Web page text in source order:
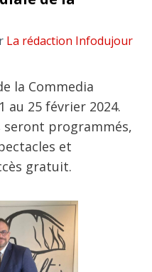
La rédaction Infodujour
la Commedia
au 25 février 2024.
seront programmés,
et
gratuit.